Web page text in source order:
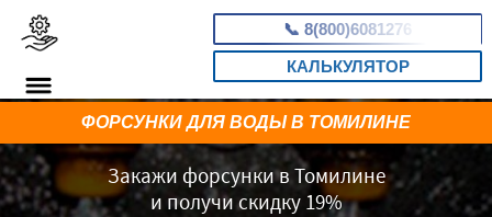
📞 8(800)6081276
КАЛЬКУЛЯТОР
Закажи форсунки в Томилине
и получи скидку 19%
ФОРСУНКИ ДЛЯ ВОДЫ В ТОМИЛИНЕ